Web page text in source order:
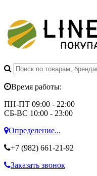
Время работы:
ПН-ПТ 09:00 - 22:00
СБ-ВС 10:00 - 23:00
Определение...
+7 (982) 661-21-92
Заказать звонок